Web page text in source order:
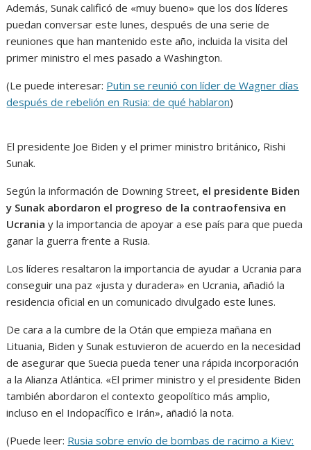
Además, Sunak calificó de «muy bueno» que los dos líderes
puedan conversar este lunes, después de una serie de
reuniones que han mantenido este año, incluida la visita del
primer ministro el mes pasado a Washington.
(Le puede interesar: Putin se reunió con líder de Wagner días
después de rebelión en Rusia: de qué hablaron)
El presidente Joe Biden y el primer ministro británico, Rishi
Sunak.
Según la información de Downing Street, el presidente Biden
y Sunak abordaron el progreso de la contraofensiva en
Ucraniay la importancia de apoyar a ese país para que pueda
ganar la guerra frente a Rusia.
Los líderes resaltaron la importancia de ayudar a Ucrania para
conseguir una paz «justa y duradera» en Ucrania, añadió la
residencia oficial en un comunicado divulgado este lunes.
De cara a la cumbre de la Otán que empieza mañana en
Lituania, Biden y Sunak estuvieron de acuerdo en la necesidad
de asegurar que Suecia pueda tener una rápida incorporación
a la Alianza Atlántica. «El primer ministro y el presidente Biden
también abordaron el contexto geopolítico más amplio,
incluso en el Indopacífico e Irán», añadió la nota.
(Puede leer: Rusia sobre envío de bombas de racimo a Kiev: